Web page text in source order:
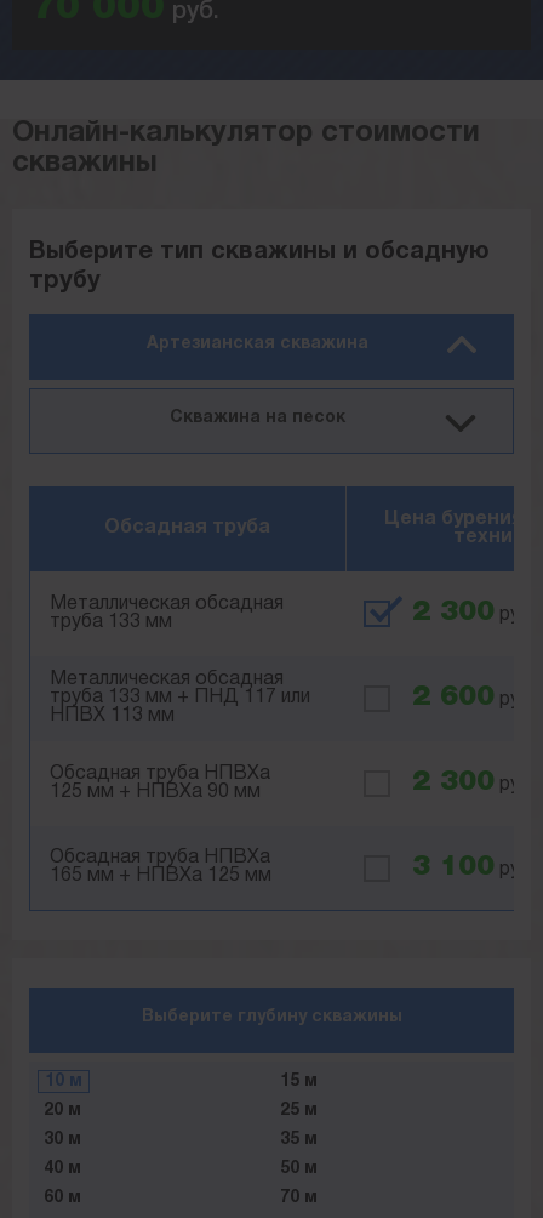
руб.
Онлайн-калькулятор стоимости
скважины
Выберите тип скважины и обсадную
трубу
Артезианская скважина
Скважина на песок
Обсадная труба
Цена бурения
Металлическая обсадная
труба 133 мм
2 300
Металлическая обсадная
труба 133 мм + ПНД 117 или
НПВХ 113 мм
2 600
Обсадная труба НПВХа
125 мм + НПВХа 90 мм
2 300
Обсадная труба НПВХа
165 мм + НПВХа 125 мм
3 100
Выберите глубину скважины
10 м
15 м
20 м
25 м
30 м
35 м
40 м
50 м
60 м
70 м